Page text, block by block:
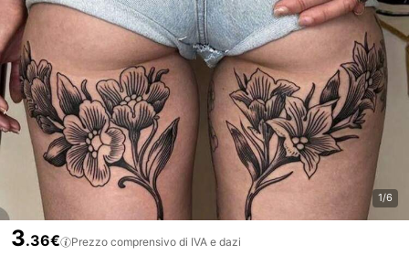
1/6
3.36€ Prezzo comprensivo di IVA e dazi